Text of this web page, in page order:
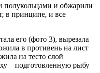
полукольцами и обжарили
в принципе, и все
его (фото 3), вырезала
в противень на лист
на тесто слой
– подготовленную рыбу